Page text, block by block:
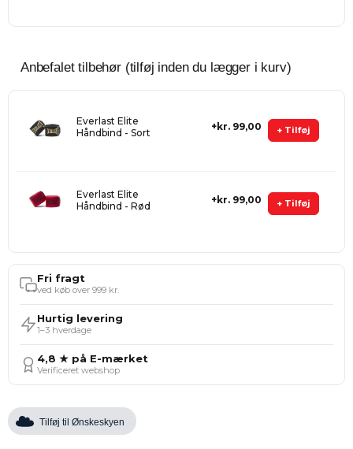
Anbefalet tilbehør (tilføj inden du lægger i kurv)
+ Tilføj
Everlast Elite
Håndbind - Sort
kr. 99,00
+ Tilføj
Everlast Elite
Håndbind - Rød
kr. 99,00
Fri fragt
ved køb over 999 kr.
Hurtig levering
1–3 hverdage
4,8 ★ på E-mærket
Verificeret webshop
Tilføj til Ønskeskyen